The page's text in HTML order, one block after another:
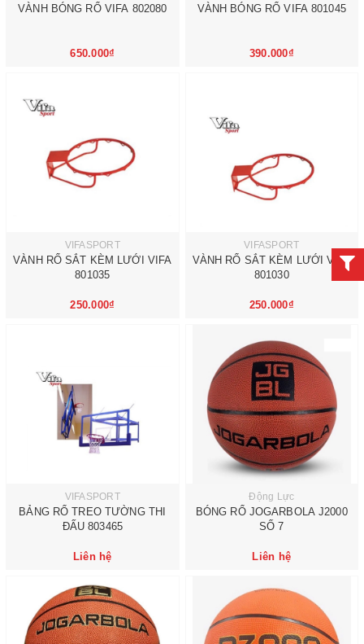
VÀNH BÓNG RỔ VIFA 802080
650.000₫
VÀNH BÓNG RỔ VIFA 801045
390.000₫
VIFASPORT
VÀNH RỔ SẮT KÈM LƯỚI VIFA
801035
250.000₫
VIFASPORT
VÀNH RỔ SẮT KÈM LƯỚI VIFA
801030
250.000₫
VIFASPORT
BẢNG RỔ TREO TƯỜNG THI
ĐẤU 803465
Liên hệ
Động Lực
BÓNG RỔ JOGARBOLA J2000
SỐ 7
Liên hệ